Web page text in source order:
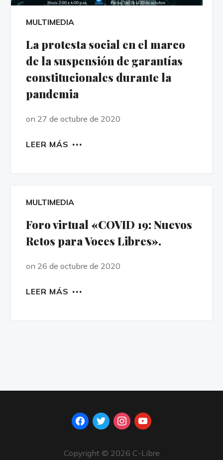
MULTIMEDIA
La protesta social en el marco
de la suspensión de garantías
constitucionales durante la
pandemia
on 27 de octubre de 2020
LEER MÁS
MULTIMEDIA
Foro virtual «COVID 19: Nuevos
Retos para Voces Libres».
on 26 de octubre de 2020
LEER MÁS
facebooktwitterinstagram
youtube
Copyright © 2026 C-Libre